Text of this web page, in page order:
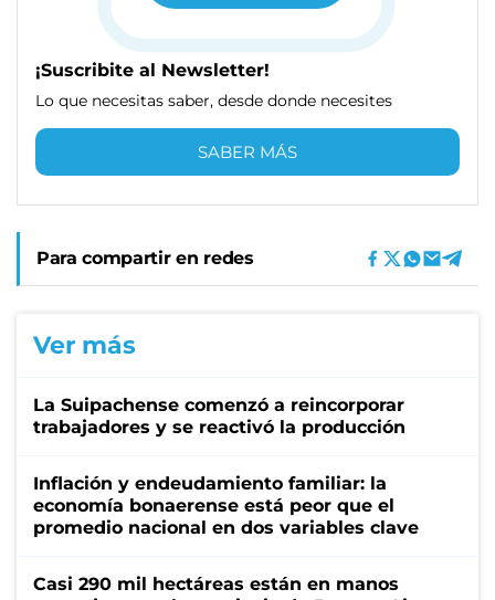
¡Suscribite al Newsletter!
Lo que necesitas saber, desde donde necesites
SABER MÁS
Para compartir en redes
Ver más
La Suipachense comenzó a reincorporar
trabajadores y se reactivó la producción
Inflación y endeudamiento familiar: la
economía bonaerense está peor que el
promedio nacional en dos variables clave
Casi 290 mil hectáreas están en manos